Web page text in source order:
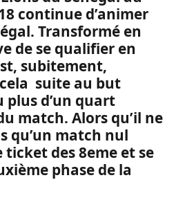
continue d’animer
Transformé en
de se qualifier en
subitement,
suite au but
plus d’un quart
match. Alors qu’il ne
qu’un match nul
des 8eme et se
phase de la